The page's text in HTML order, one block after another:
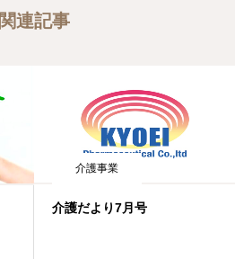
関連記事
介護事業
介護だより7月号